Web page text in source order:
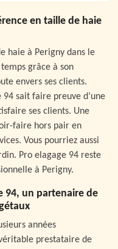
en taille de haie
haie à Perigny dans le
grâce à son
envers ses clients.
94 sait faire preuve d’une
ses clients. Une
faire hors pair en
Vous pourriez aussi
Pro elagage 94 reste
à Perigny.
94, un partenaire de
années
prestataire de